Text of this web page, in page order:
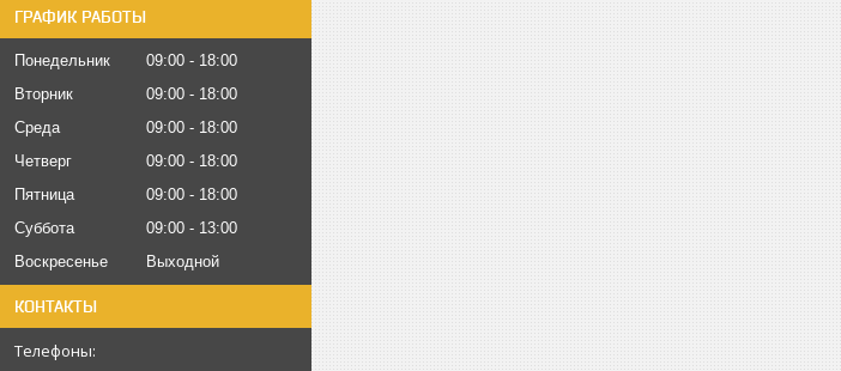
ГРАФИК РАБОТЫ
Понедельник 09:00
18:00
Вторник
09:00
18:00
Среда
09:00
18:00
Четверг
09:00
18:00
Пятница
09:00
18:00
Суббота
09:00
13:00
Воскресенье
Выходной
КОНТАКТЫ